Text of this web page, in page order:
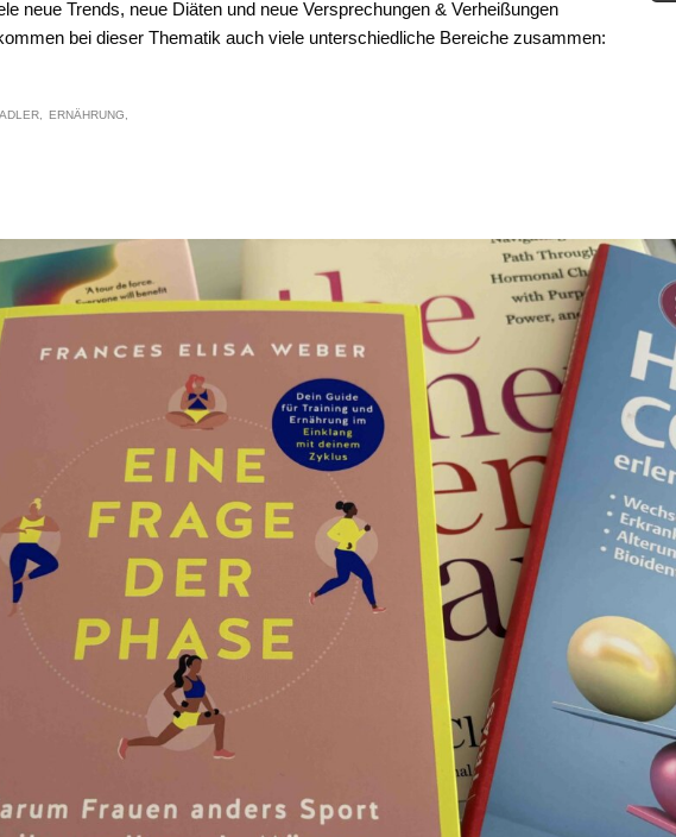
neue Trends, neue Diäten und neue Versprechungen & Verheißungen
bei dieser Thematik auch viele unterschiedliche Bereiche zusammen:
ERNÄHRUNG